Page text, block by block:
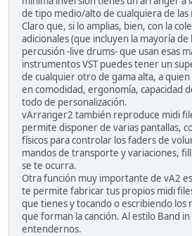
de tipo medio/alto de cualquiera de las
Claro que, si lo amplias, bien, con la
adicionales (que incluyen la mayoría de
percusión -live drums- que usan esas
instrumentos VST puedes tener un
de cualquier otro de gama alta, a
en comodidad, ergonomía, capacidad
todo de personalización.
vArranger2 también reproduce midi
permite disponer de varias pantallas,
físicos para controlar los faders de
mandos de transporte y variaciones,
se te ocurra.
Otra función muy importante de vA2
te permite fabricar tus propios midi
que tienes y tocando o escribiendo los
que forman la canción. Al estilo Band
entendernos.